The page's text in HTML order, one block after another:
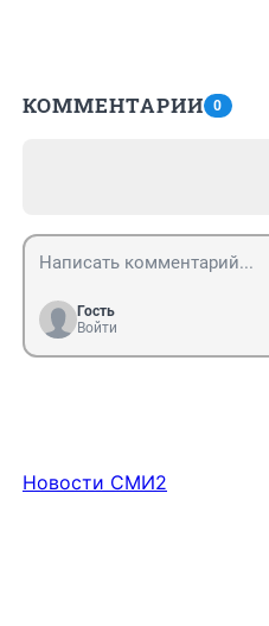
КОММЕНТАРИИ 0
Гость
Войти
Новости СМИ2